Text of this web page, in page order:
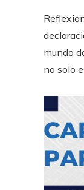
mundo
no solo